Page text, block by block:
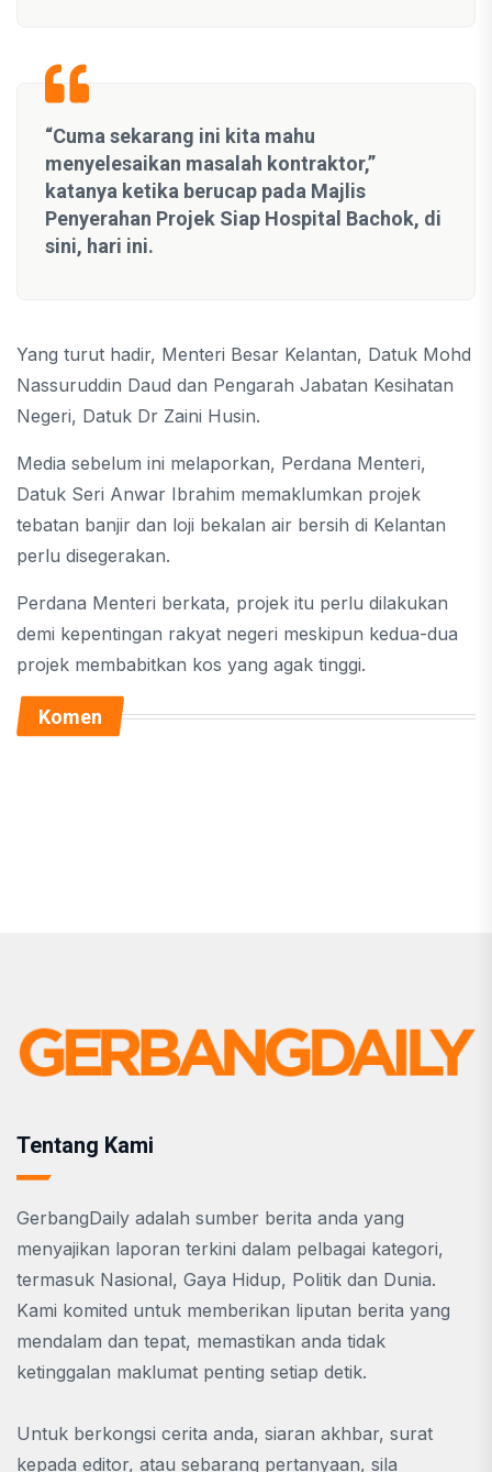
“Cuma sekarang ini kita mahu
menyelesaikan masalah kontraktor,”
katanya ketika berucap pada Majlis
Penyerahan Projek Siap Hospital Bachok, di
sini, hari ini.
Yang turut hadir, Menteri Besar Kelantan, Datuk Mohd
Nassuruddin Daud dan Pengarah Jabatan Kesihatan
Negeri, Datuk Dr Zaini Husin.
Media sebelum ini melaporkan, Perdana Menteri,
Datuk Seri Anwar Ibrahim memaklumkan projek
tebatan banjir dan loji bekalan air bersih di Kelantan
perlu disegerakan.
Perdana Menteri berkata, projek itu perlu dilakukan
demi kepentingan rakyat negeri meskipun kedua-dua
projek membabitkan kos yang agak tinggi.
Komen
Tentang Kami
GerbangDaily adalah sumber berita anda yang
menyajikan laporan terkini dalam pelbagai kategori,
termasuk Nasional, Gaya Hidup, Politik dan Dunia.
Kami komited untuk memberikan liputan berita yang
mendalam dan tepat, memastikan anda tidak
ketinggalan maklumat penting setiap detik.
Untuk berkongsi cerita anda, siaran akhbar, surat
kepada editor, atau sebarang pertanyaan, sila